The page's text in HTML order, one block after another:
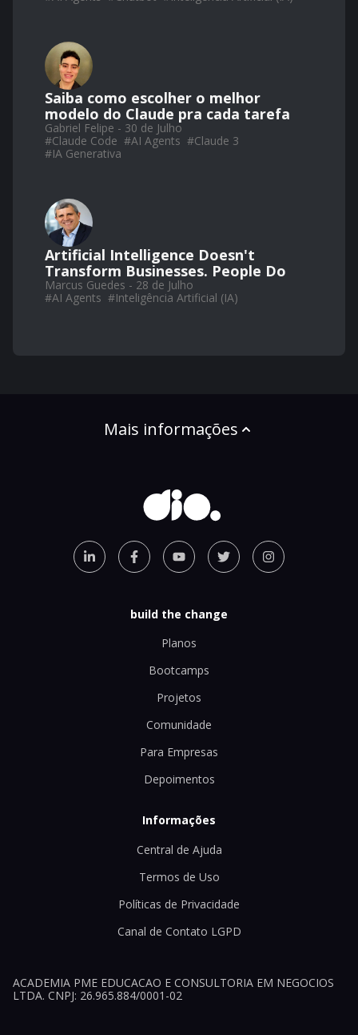
Saiba como escolher o melhor
modelo do Claude pra cada tarefa
Gabriel Felipe - 30 de Julho
#Claude Code #AI Agents #Claude 3
#IA Generativa
Artificial Intelligence Doesn't
Transform Businesses. People Do
Marcus Guedes - 28 de Julho
#AI Agents #Inteligência Artificial (IA)
Mais informações
build the change
Planos
Bootcamps
Projetos
Comunidade
Para Empresas
Depoimentos
Informações
Central de Ajuda
Termos de Uso
Políticas de Privacidade
Canal de Contato LGPD
ACADEMIA PME EDUCACAO E CONSULTORIA EM NEGOCIOS
LTDA. CNPJ: 26.965.884/0001-02